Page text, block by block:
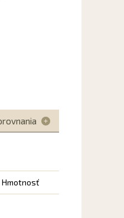
Hmotnosť